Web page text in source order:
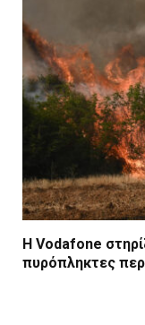
Η Vodafone
πυρόπληκτες